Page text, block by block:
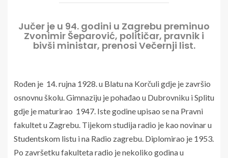
Jučer je u 94. godini u Zagrebu preminuo
Zvonimir Šeparović, političar, pravnik i
bivši ministar, prenosi Večernji list.
Rođen je 14. rujna 1928. u Blatu na Korčuli gdje je završio
osnovnu školu. Gimnaziju je pohađao u Dubrovniku i Splitu
gdje je maturirao 1947. Iste godine upisao se na Pravni
fakultet u Zagrebu. Tijekom studija radio je kao novinar u
Studentskom listu i na Radio zagrebu. Diplomirao je 1953.
Po završetku fakulteta radio je nekoliko godina u